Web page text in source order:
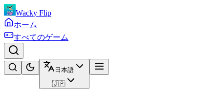
Wacky Flip
ホーム
すべてのゲーム
日本語
🇯🇵